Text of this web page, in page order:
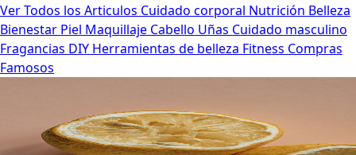
Ver Todos los Articulos Cuidado corporal Nutrición Belleza
Bienestar Piel Maquillaje Cabello Uñas Cuidado masculino
Fragancias DIY Herramientas de belleza Fitness Compras
Famosos